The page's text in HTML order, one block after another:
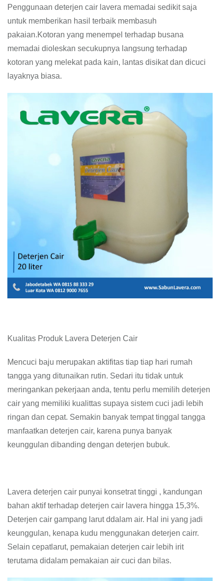
Penggunaan deterjen cair lavera memadai sedikit saja
untuk memberikan hasil terbaik membasuh
pakaian.Kotoran yang menempel terhadap busana
memadai dioleskan secukupnya langsung terhadap
kotoran yang melekat pada kain, lantas disikat dan dicuci
layaknya biasa.
Kualitas Produk Lavera Deterjen Cair
Mencuci baju merupakan aktifitas tiap tiap hari rumah
tangga yang ditunaikan rutin. Sedari itu tidak untuk
meringankan pekerjaan anda, tentu perlu memilih deterjen
cair yang memiliki kualittas supaya sistem cuci jadi lebih
ringan dan cepat. Semakin banyak tempat tinggal tangga
manfaatkan deterjen cair, karena punya banyak
keunggulan dibanding dengan deterjen bubuk.
Lavera deterjen cair punyai konsetrat tinggi , kandungan
bahan aktif terhadap deterjen cair lavera hingga 15,3%.
Deterjen cair gampang larut ddalam air. Hal ini yang jadi
keunggulan, kenapa kudu menggunakan deterjen cairr.
Selain cepatlarut, pemakaian deterjen cair lebih irit
terutama didalam pemakaian air cuci dan bilas.